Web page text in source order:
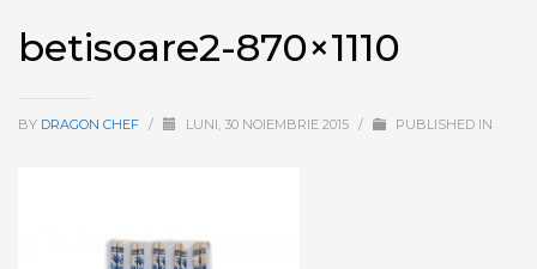
betisoare2-870×1110
BY DRAGON CHEF / LUNI, 30 NOIEMBRIE 2015 / PUBLISHED IN